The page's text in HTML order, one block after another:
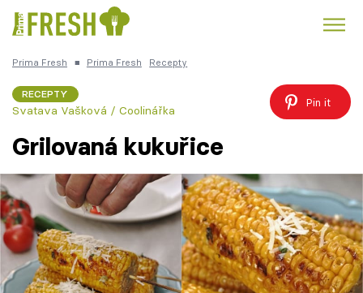
Česká kuchyně Čokoláda
Témata
Recepty
Prima Fresh ■ Prima Fresh Recepty
RECEPTY
Svatava Vašková / Coolinářka
Pin it
Grilovaná kukuřice